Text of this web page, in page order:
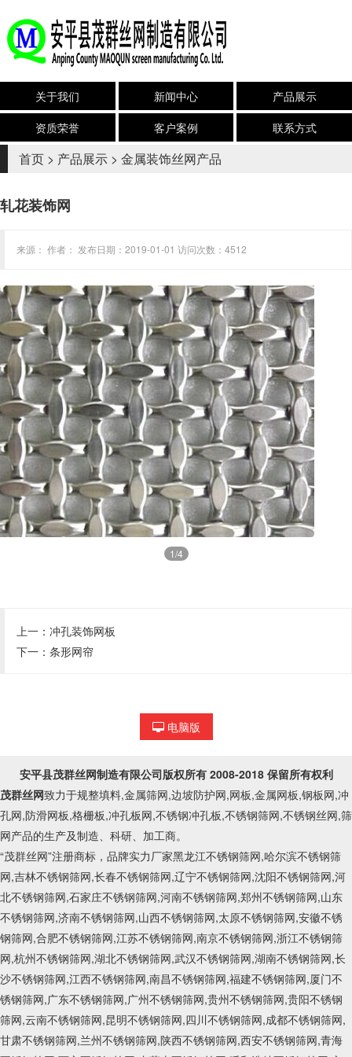
关于我们 新闻中心
产品展示
资质荣誉
客户案例 联系方式
首页 > 产品展示 > 金属装饰丝网产品
轧花装饰网
来源： 作者： 发布日期：2019-01-01 访问次数：4512
1/4
上一： 冲孔装饰网板
下一： 条形网帘
电脑版
安平县茂群丝网制造有限公司版权所有 2008-2018 保留所有权利
茂群丝网致力于规整填料,金属筛网,边坡防护网,网板,金属网板,钢板网,冲
孔网,防滑网板,格栅板,冲孔板网,不锈钢冲孔板,不锈钢筛网,不锈钢丝网,筛
网产品的生产及制造、科研、加工商。
“茂群丝网”注册商标，品牌实力厂家黑龙江不锈钢筛网,哈尔滨不锈钢筛
网,吉林不锈钢筛网,长春不锈钢筛网,辽宁不锈钢筛网,沈阳不锈钢筛网,河
北不锈钢筛网,石家庄不锈钢筛网,河南不锈钢筛网,郑州不锈钢筛网,山东
不锈钢筛网,济南不锈钢筛网,山西不锈钢筛网,太原不锈钢筛网,安徽不锈
钢筛网,合肥不锈钢筛网,江苏不锈钢筛网,南京不锈钢筛网,浙江不锈钢筛
网,杭州不锈钢筛网,湖北不锈钢筛网,武汉不锈钢筛网,湖南不锈钢筛网,长
沙不锈钢筛网,江西不锈钢筛网,南昌不锈钢筛网,福建不锈钢筛网,厦门不
锈钢筛网,广东不锈钢筛网,广州不锈钢筛网,贵州不锈钢筛网,贵阳不锈钢
筛网,云南不锈钢筛网,昆明不锈钢筛网,四川不锈钢筛网,成都不锈钢筛网,
甘肃不锈钢筛网,兰州不锈钢筛网,陕西不锈钢筛网,西安不锈钢筛网,青海